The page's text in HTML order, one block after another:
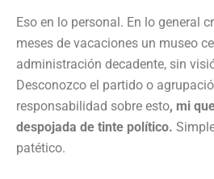
Eso en lo personal. En lo general
meses de vacaciones un museo
administración decadente, sin
Desconozco el partido o
responsabilidad sobre esto, mi
despojada de tinte político.
patético.